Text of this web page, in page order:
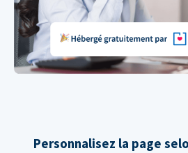
Personnalisez la page